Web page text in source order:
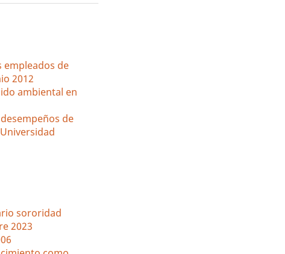
empleados de
2012
ambiental en
de
sororidad
2023